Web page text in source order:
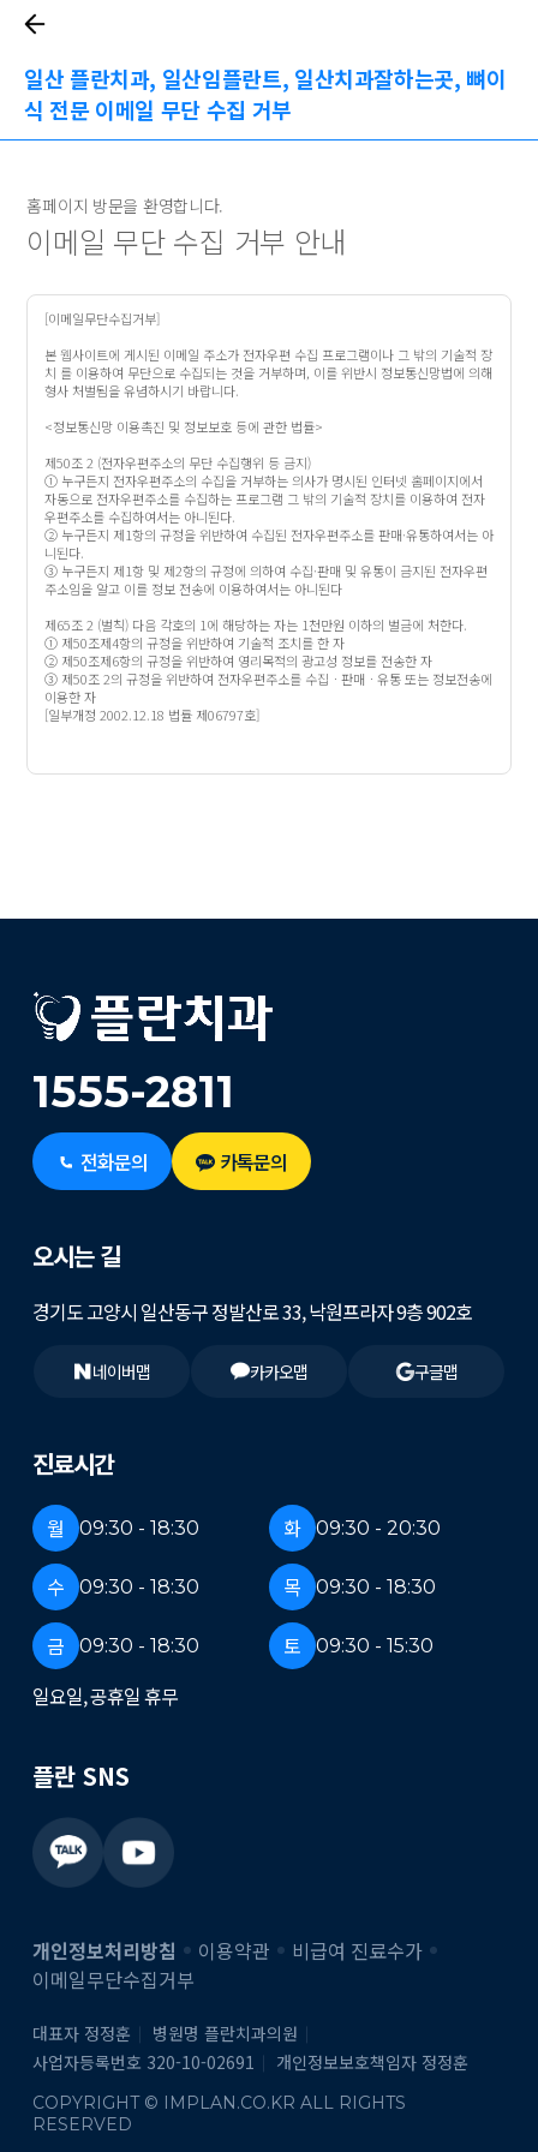
일산 플란치과, 일산임플란트, 일산치과잘하는곳, 뼈이
식 전문 이메일 무단 수집 거부
홈페이지 방문을 환영합니다.
이메일 무단 수집 거부 안내
[이메일무단수집거부]
본 웹사이트에 게시된 이메일 주소가 전자우편 수집 프로그램이나 그 밖의 기술적 장
치 를 이용하여 무단으로 수집되는 것을 거부하며, 이를 위반시 정보통신망법에 의해
형사 처벌됨을 유념하시기 바랍니다.
<정보통신망 이용촉진 및 정보보호 등에 관한 법률>
제50조 2 (전자우편주소의 무단 수집행위 등 금지)
① 누구든지 전자우편주소의 수집을 거부하는 의사가 명시된 인터넷 홈페이지에서
자동으로 전자우편주소를 수집하는 프로그램 그 밖의 기술적 장치를 이용하여 전자
우편주소를 수집하여서는 아니된다.
② 누구든지 제1항의 규정을 위반하여 수집된 전자우편주소를 판매·유통하여서는 아
니된다.
③ 누구든지 제1항 및 제2항의 규정에 의하여 수집·판매 및 유통이 금지된 전자우편
주소임을 알고 이를 정보 전송에 이용하여서는 아니된다
제65조 2 (벌칙) 다음 각호의 1에 해당하는 자는 1천만원 이하의 벌금에 처한다.
① 제50조제4항의 규정을 위반하여 기술적 조치를 한 자
② 제50조제6항의 규정을 위반하여 영리목적의 광고성 정보를 전송한 자
③ 제50조 2의 규정을 위반하여 전자우편주소를 수집ㆍ판매ㆍ유통 또는 정보전송에
이용한 자
[일부개정 2002.12.18 법률 제06797호]
1555-2811
전화문의 카톡문의
진료시간
월 09:30 - 18:30 화 09:30 - 20:30
수 09:30 - 18:30 목 09:30 - 18:30
금 09:30 - 18:30 토 09:30 - 15:30
일요일, 공휴일 휴무
오시는 길
경기도 고양시 일산동구 정발산로 33, 낙원프라자 9층 902호
네이버맵 카카오맵 구글맵
플란 SNS
개인정보처리방침 이용약관
비급여 진료수가
이메일무단수집거부
대표자 정정훈
병원명 플란치과의원
사업자등록번호 320-10-02691
개인정보보호책임자 정정훈
COPYRIGHT © IMPLAN.CO.KR ALL RIGHTS
RESERVED